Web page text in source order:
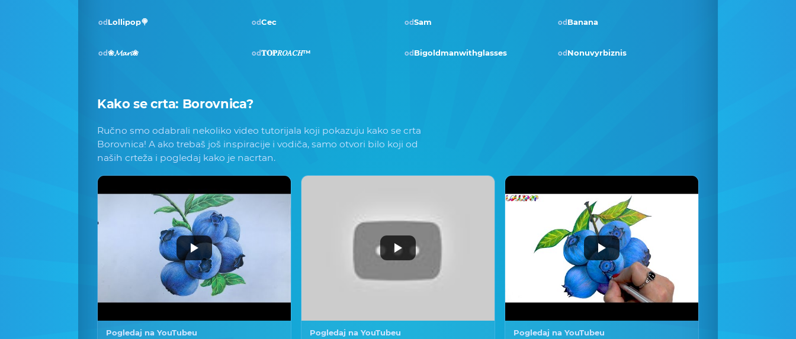
od Lollipop🍭 odCec Pobjednik · vlj 2020
odSam od Banana
od❀𝓜𝓪𝓻𝓲❀ od𝐓𝐎𝐏𝑅𝑂𝐴𝐶𝐻™ od Bigoldmanwithglasses od Nonuvyrbiznis
Kako se crta: Borovnica?
Ručno smo odabrali nekoliko video tutorijala koji pokazuju kako se crta
Borovnica! A ako trebaš još inspiracije i vodiča, samo otvori bilo koji od
naših crteža i pogledaj kako je nacrtan.
Pogledaj na YouTubeu Pogledaj na YouTubeu Pogledaj na YouTubeu